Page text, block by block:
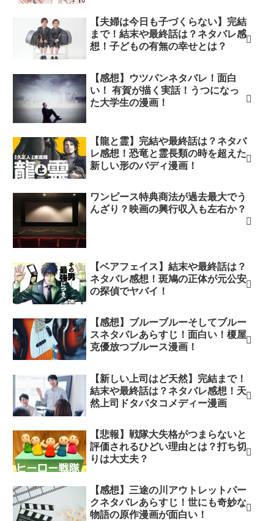
【夫婦は今日も子づくらない】完結
まで！結末や最終話は？ネタバレ感
想！子どもの有無の幸せとは？
【感想】ウツパンネタバレ！面白
い！ 有賀が描く実話！うつになっ
た大学生の漫画！
【龍と霊】完結や最終話は？ネタバ
レ感想！恐竜と霊長類の時を超えた
新しい形のバディ漫画！
ワンピース特典商法が過去最大でう
んざり？映画の興行収入も左右か？
【ベアフェイス】結末や最終話は？
ネタバレ感想！斑鳩の正体が元公安
の探偵でヤバイ！
【感想】ブルーブルーそしてブルー
スネタバレあらすじ！面白い！榎屋
克優放つブルース漫画！
【新しい上司はど天然】完結まで！
結末や最終話は？ネタバレ感想！天
然上司ドタバタコメディー漫画
【悲報】戦隊大失格がつまらないと
評価されるひどい理由とは？打ち切
りは大丈夫？
【感想】三途の川アウトレットパー
クネタバレあらすじ！世にも奇妙な
物語の原作漫画が面白い！